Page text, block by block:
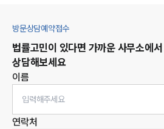
방문상담예약접수
법률고민이 있다면 가까운 사무소에서
상담해보세요
이름
연락처